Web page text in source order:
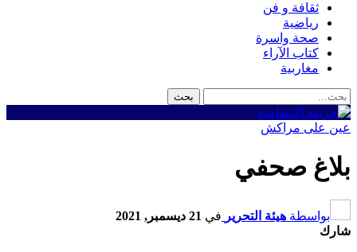
ثقافة و فن
رياضية
صحة واسرة
كتاب الآراء
مغاربية
عين على مراكش
بلاغ صحفي
بواسطة هيئة التحرير في 21 ديسمبر, 2021
شارك